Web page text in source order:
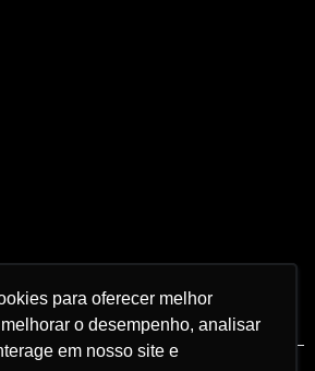
para oferecer melhor
o desempenho, analisar
em nosso site e
para oferecer melhor
o desempenho, analisar
em nosso site e